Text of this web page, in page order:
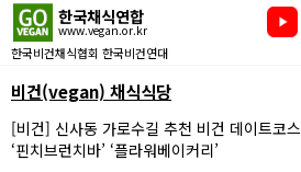
한국채식연합
www.vegan.or.kr
한국비건채식협회 한국비건연대
비건(vegan) 채식식당
[비건] 신사동 가로수길 추천 비건 데이트코스
‘핀치브런치바’ ‘플라워베이커리’